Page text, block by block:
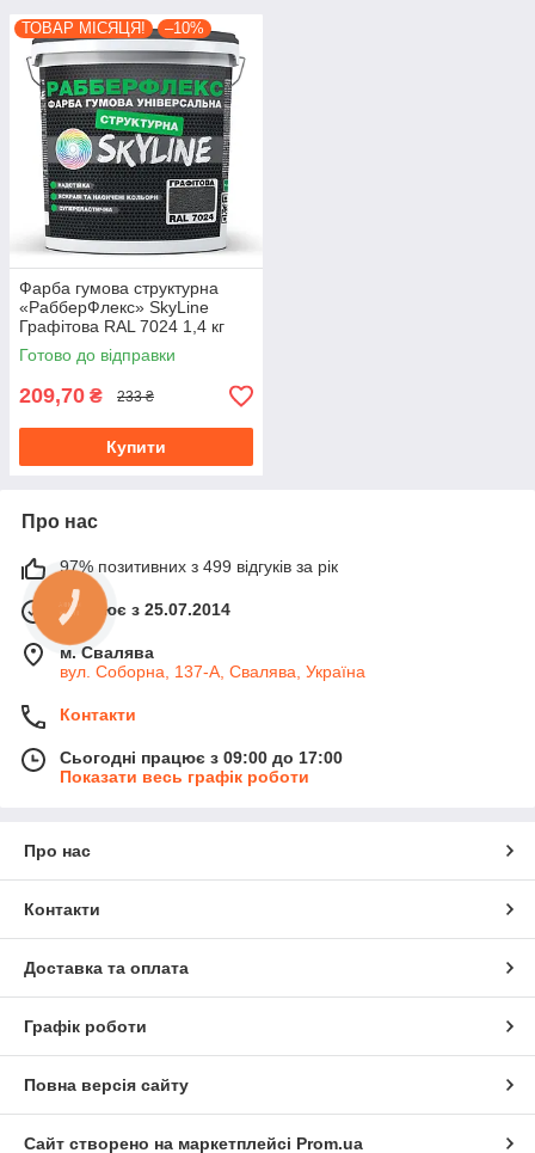
ТОВАР МІСЯЦЯ! –10%
Фарба гумова структурна
«РабберФлекс» SkyLine
Графітова RAL 7024 1,4 кг
Готово до відправки
209,70 ₴ 233 ₴
Купити
Про нас
97% позитивних з 499 відгуків за рік
Працює з 25.07.2014
м. Свалява
вул. Соборна, 137-А, Свалява, Україна
Контакти
Сьогодні працює з 09:00 до 17:00
Показати весь графік роботи
Про нас
Контакти
Доставка та оплата
Графік роботи
Повна версія сайту
Сайт створено на маркетплейсі Prom.ua
КНОПКА
ЗВ'ЯЗКУ